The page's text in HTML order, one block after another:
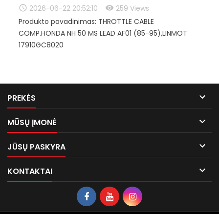
259 Views
2026-06-22 20:52:10
Produkto pavadinimas: THROTTLE CABLE
COMP.HONDA NH 50 MS LEAD AF01 (85-95),LINMOT
17910GC8020
PREKĖS 
MŪSŲ ĮMONĖ 
JŪSŲ PASKYRA 
KONTAKTAI 